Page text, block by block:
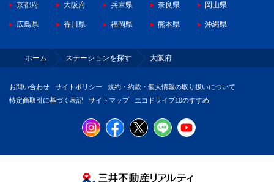
京都府 大阪府 兵庫県 奈良県 岡山県
広島県 香川県 福岡県 熊本県 沖縄県
ホーム ステーションを探す 大阪府
お問い合わせ サイトポリシー
規約・約款・個人情報の取り扱いについて
特定商取引に基づく表記
サイトマップ エコドライブ10のすすめ